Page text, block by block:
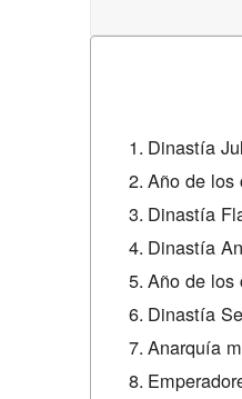
Dinastía
Año de los
Dinastía
Dinastía
Año de los
Dinastía
Anarquía